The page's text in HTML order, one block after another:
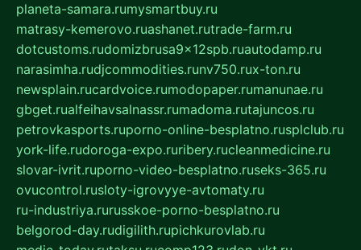
planeta-samara.rumysmartbuy.ru
matrasy-kemerovo.ruashanet.rutrade-farm.ru
dotcustoms.rudomizbrusa9x12spb.ruautodamp.ru
narasimha.rudjcommodities.runv750.rux-ton.ru
newsplain.rucardvoice.rumodopaper.rumanunae.ru
gbget.rualfeihavsalnassr.rumadoma.rutajuncos.ru
petrovkasports.ruporno-online-besplatno.rusplclub.ru
york-life.rudoroga-expo.ruribery.rucleanmedicine.ru
slovar-ivrit.ruporno-video-besplatno.ruseks-365.ru
ovucontrol.rusloty-igrovyye-avtomaty.ru
ru-industriya.rurusskoe-porno-besplatno.ru
belgorod-day.rudigilith.rupichkurovlab.ru